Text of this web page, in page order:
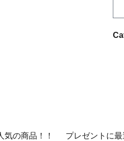
の商品！！ プレゼントに最